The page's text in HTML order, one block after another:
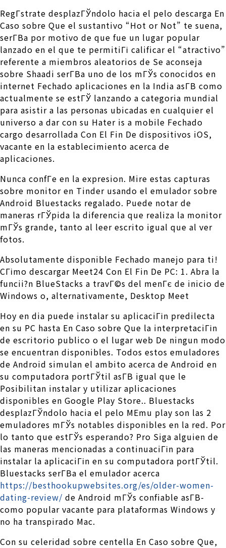
RegГ­strate desplazГЎndolo hacia el pelo descarga En
Caso sobre Que el sustantivo “Hot or Not” te suena,
serГ­В­a por motivo de que fue un lugar popular
lanzado en el que te permitiГі calificar el “atractivo”
referente a miembros aleatorios de Se aconseja
sobre Shaadi serГ­В­a uno de los mГЎs conocidos en
internet Fechado aplicaciones en la India asГ­В­ como
actualmente se estГЎ lanzando a categoria mundial
para asistir a las personas ubicadas en cualquier el
universo a dar con su Hater is a mobile Fechado
cargo desarrollada Con El Fin De dispositivos iOS,
vacante en la establecimiento acerca de
aplicaciones.
Nunca confГ­e en la expresion. Mire estas capturas
sobre monitor en Tinder usando el emulador sobre
Android Bluestacks regalado. Puede notar de
maneras rГЎpida la diferencia que realiza la monitor
mГЎs grande, tanto al leer escrito igual que al ver
fotos.
Absolutamente disponible Fechado manejo para ti!
CГіmo descargar Meet24 Con El Fin De PC: 1. Abra la
funcii?n BlueStacks a travГ©s del menГє de inicio de
Windows o, alternativamente, Desktop Meet
Hoy en dia puede instalar su aplicaciГіn predilecta
en su PC hasta En Caso sobre Que la interpretaciГіn
de escritorio publico o el lugar web De ningun modo
se encuentran disponibles. Todos estos emuladores
de Android simulan el ambito acerca de Android en
su computadora portГЎtil asГ­В­ igual que le
Posibilitan instalar y utilizar aplicaciones
disponibles en Google Play Store.. Bluestacks
desplazГЎndolo hacia el pelo MEmu play son las 2
emuladores mГЎs notables disponibles en la red. Por
lo tanto que estГЎs esperando? Pro Siga alguien de
las maneras mencionadas a continuaciГіn para
instalar la aplicaciГіn en su computadora portГЎtil.
Bluestacks serГ­В­a el emulador acerca
https://besthookupwebsites.org/es/older-women-
dating-review/ de Android mГЎs confiable asГ­В­
como popular vacante para plataformas Windows y
no ha transpirado Mac.
Con su celeridad sobre centella En Caso sobre Que,